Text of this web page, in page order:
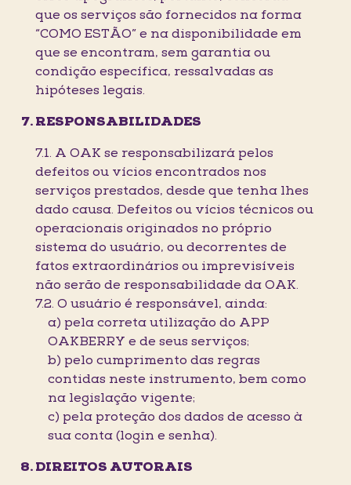
que os serviços são fornecidos na forma
“COMO ESTÃO” e na disponibilidade em
que se encontram, sem garantia ou
condição específica, ressalvadas as
hipóteses legais.
RESPONSABILIDADES
7.1. A OAK se responsabilizará pelos
defeitos ou vícios encontrados nos
serviços prestados, desde que tenha lhes
dado causa. Defeitos ou vícios técnicos ou
operacionais originados no próprio
sistema do usuário, ou decorrentes de
fatos extraordinários ou imprevisíveis
não serão de responsabilidade da OAK.
7.2. O usuário é responsável, ainda:
a) pela correta utilização do APP
OAKBERRY e de seus serviços;
b) pelo cumprimento das regras
contidas neste instrumento, bem como
na legislação vigente;
c) pela proteção dos dados de acesso à
sua conta (login e senha).
DIREITOS AUTORAIS